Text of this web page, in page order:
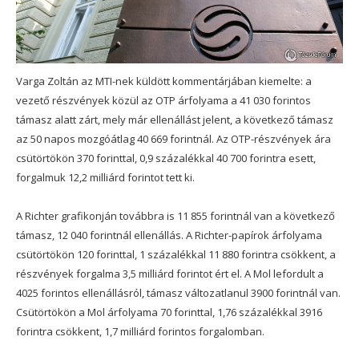
Varga Zoltán az MTI-nek küldött kommentárjában kiemelte: a
vezető részvények közül az OTP árfolyama a 41 030 forintos
támasz alatt zárt, mely már ellenállást jelent, a következő támasz
az 50 napos mozgóátlag 40 669 forintnál. Az OTP-részvények ára
csütörtökön 370 forinttal, 0,9 százalékkal 40 700 forintra esett,
forgalmuk 12,2 milliárd forintot tett ki.
A Richter grafikonján továbbra is 11 855 forintnál van a következő
támasz, 12 040 forintnál ellenállás. A Richter-papírok árfolyama
csütörtökön 120 forinttal, 1 százalékkal 11 880 forintra csökkent, a
részvények forgalma 3,5 milliárd forintot ért el. A Mol lefordult a
4025 forintos ellenállásról, támasz változatlanul 3900 forintnál van.
Csütörtökön a Mol árfolyama 70 forinttal, 1,76 százalékkal 3916
forintra csökkent, 1,7 milliárd forintos forgalomban.